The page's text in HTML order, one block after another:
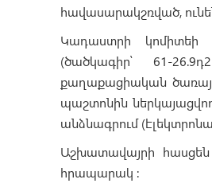
հավասարակշռված,
Կադաստրի
(ծածկագիր՝ 61-
քաղաքացիական
պաշտոնին
անձնագրում
Աշխատավայրի
հրապարակ :